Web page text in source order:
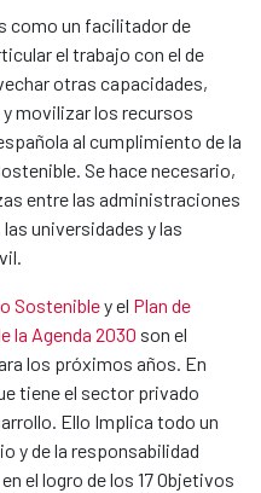
como un facilitador de
el trabajo con el de
otras capacidades,
movilizar los recursos
al cumplimiento de la
Se hace necesario,
entre las administraciones
universidades y las
Sostenibley el Plan de
la Agenda 2030 son el
los próximos años. En
tiene el sector privado
Ello Implica todo un
y de la responsabilidad
el logro de los 17 Objetivos